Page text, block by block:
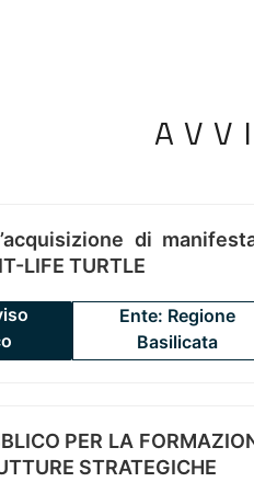
di
LIFE TURTLE
Ente: Regione
Basilicata
PER LA
STRATEGICHE